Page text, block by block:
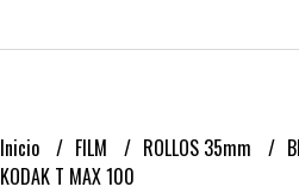
Inicio FILM ROLLOS 35mm
KODAK T MAX 100